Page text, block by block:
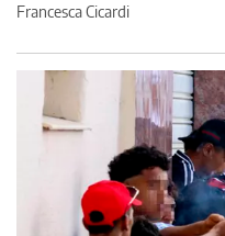
Francesca Cicardi